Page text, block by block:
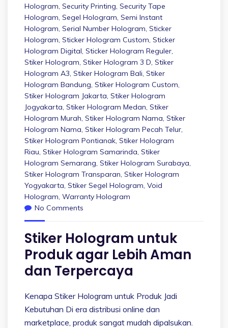
Hologram, Security Printing, Security Tape
Hologram, Segel Hologram, Semi Instant
Hologram, Serial Number Hologram, Sticker
Hologram, Sticker Hologram Custom, Sticker
Hologram Digital, Sticker Hologram Reguler,
Stiker Hologram, Stiker Hologram 3 D, Stiker
Hologram A3, Stiker Hologram Bali, Stiker
Hologram Bandung, Stiker Hologram Custom,
Stiker Hologram Jakarta, Stiker Hologram
Jogyakarta, Stiker Hologram Medan, Stiker
Hologram Murah, Stiker Hologram Nama, Stiker
Hologram Nama, Stiker Hologram Pecah Telur,
Stiker Hologram Pontianak, Stiker Hologram
Riau, Stiker Hologram Samarinda, Stiker
Hologram Semarang, Stiker Hologram Surabaya,
Stiker Hologram Transparan, Stiker Hologram
Yogyakarta, Stiker Segel Hologram, Void
Hologram, Warranty Hologram
No Comments
Stiker Hologram untuk
Produk agar Lebih Aman
dan Terpercaya
Kenapa Stiker Hologram untuk Produk Jadi
Kebutuhan Di era distribusi online dan
marketplace, produk sangat mudah dipalsukan.